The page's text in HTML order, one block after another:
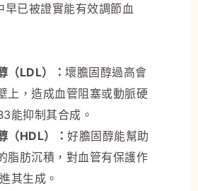
早已被證實能有效調節血
（LDL）： 壞膽固醇過高會
上，造成血管阻塞或動脈硬
能抑制其合成。
（HDL）： 好膽固醇能幫助
脂肪沉積，對血管有保護作
其生成。